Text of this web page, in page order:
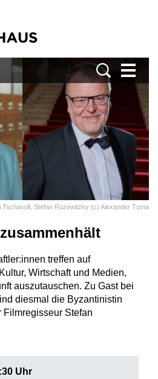
Tschavoll, Stefan Ruzowitzky (c) Alexander Tuma
treffen auf
Wirtschaft und Medien,
auszutauschen. Zu Gast bei
diesmal die Byzantinistin
Stefan
Uhr